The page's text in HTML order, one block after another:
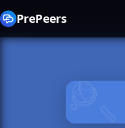
PrePeers